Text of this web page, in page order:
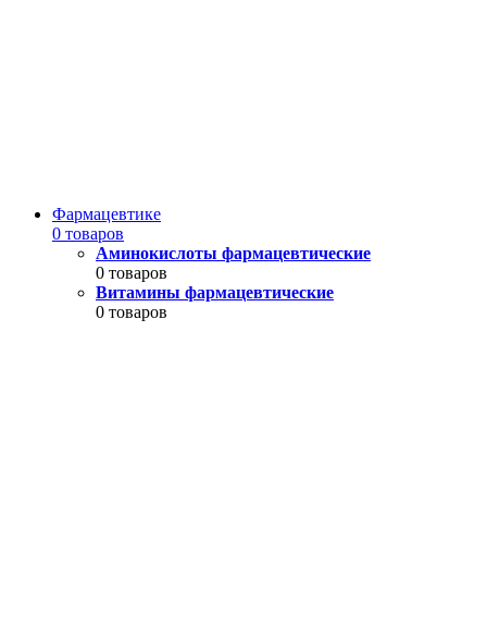
Фармацевтике
0 товаров
Аминокислоты фармацевтические
0 товаров
Витамины фармацевтические
0 товаров